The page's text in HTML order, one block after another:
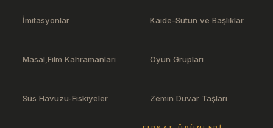
İmitasyonlar Kaide-Sütun ve Başlıklar
Masal,Film Kahramanları Oyun Grupları
Süs Havuzu-Fiskiyeler Zemin Duvar Taşları